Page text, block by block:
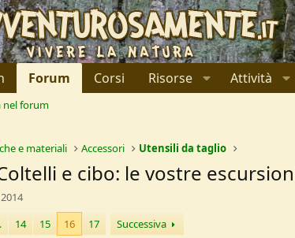
Forum Corsi Risorse Attività
nel forum
e materiali Accessori Utensili da taglio
e cibo: le vostre
14 15 16 17 Successiva